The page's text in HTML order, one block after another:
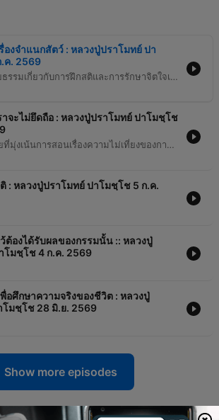
องจำแนกสัตว์ : หลวงปู่ปราโมทย์ ปา
ค. 2569
เนื้อหาเป็นการบรรยายธรรมเกี่ยวกับการฝึกสติและการรักษาจิตใจเพื่อหลีกเลี่ยงการเกิดในอบายภูมิ โดยเน้นย้ำความสำคัญของการรู้เท่าทันกิเลส เช่น โลภะ โทสะ และโมหะ ซึ่งเป็นเหตุให้ต้องเวียนว่ายตายเกิดในภพภูมิต่างๆ เช่น เปรต อสุรกาย หรือสัตว์เดรัจฉาน การปฏิบัติธรรมที่ถูกต้องคือการรักษาศีล 5 ให้มั่นคงและฝึกความรู้สึกตัว (สติ) ในทุกอิริยาบถ ไม่ว่าจะยืน เดิน นั่ง หรือนอน เพื่อให้จิตไม่หลงไปกับความเพลินหรือความยึดติด นอกจากนี้ยังมีการตอบคำถามและให้คำแนะนำแก่ผู้ปฏิบัติธรรมหลายท่านเกี่ยวกับการจัดการกับอาการทางจิตขณะทำสมาธิ เช่น อาการแน่นหน้าผาก จิตที่ไหลออกนอก หรือความฟุ้งซ่าน โดยเน้นให้ใช้ปัญญาในการรู้เท่าทันสภาวะที่เกิดขึ้น เพื่อให้จิตเป็นกลางและค่อยๆ พัฒนาไปสู่ความสงบและการพ้นจากทุกข์ในที่สุด
าจะไม่ยึดถือ : หลวงปู่ปราโมทย์ ปาโมชฺโช
รายการธรรมะบรรยายที่มุ่งเน้นการสอนเรื่องความไม่เที่ยงของกายและจิต ผ่านการพิจารณาไตรลักษณ์และการฝึกสติในชีวิตประจำวัน เนื้อหาครอบคลุมตั้งแต่การทำความเข้าใจความหมายที่ถูกต้องของธุดงควัตร การสังเกตความเกิดดับของจิต และการใช้สติเพื่อเป็นผู้รู้ ผู้ตื่น ผู้เบิกบาน เพื่อนำไปสู่การปล่อยวางความยึดมั่นถือมั่นในขันธ์ห้า ในช่วงท้ายมีการตอบคำถามจากทางบ้านเกี่ยวกับปัญหาในการปฏิบัติธรรม เช่น อาการจิตฟุ้งซ่าน การแยกแยะระหว่างความคิดกับการรู้ และวิธีการฝึกสมาธิเพื่อไม่ให้จิตหลงไปกับอารมณ์ โดยเน้นย้ำหลักการสำคัญคือการเป็นผู้รู้เท่าทันสภาวะที่เกิดขึ้นตามความเป็นจริงโดยไม่เข้าไปดัดแปลงหรือแก้ไข
: หลวงปู่ปราโมทย์ ปาโมชฺโช 5 ก.ค.
ต้องได้รับผลของกรรมนั้น :: หลวงปู่
โมชฺโช 4 ก.ค. 2569
อศึกษาความจริงของชีวิต : หลวงปู่
โมชฺโช 28 มิ.ย. 2569
Show more episodes